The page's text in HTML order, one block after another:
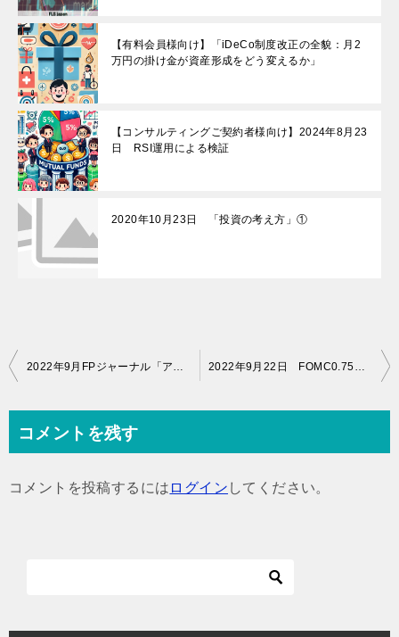
【有料会員様向け】「iDeCo制度改正の全貌：月2
万円の掛け金が資産形成をどう変えるか」
【コンサルティングご契約者様向け】2024年8月23
日 RSI運用による検証
2020年10月23日 「投資の考え方」①
投
ビ
2022年9月FPジャーナル「アクティブ運用の投資信託を選ぶことの意義」を読んで。 2022年9月22日 FOMC0.75%の利上げで・・もし日本の金融緩和が終わったらどうなる？
コメントを残す
コメントを投稿するには ログイン してください。